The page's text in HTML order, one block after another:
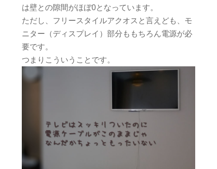
は壁との隙間がほぼ0となっています。
ただし、フリースタイルアクオスと言えども、モ
ニター（ディスプレイ）部分ももちろん電源が必
要です。
つまりこういうことです。